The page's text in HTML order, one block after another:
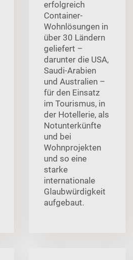
erfolgreich
Container-
Wohnlösungen in
über 30 Ländern
geliefert –
darunter die USA,
Saudi-Arabien
und Australien –
für den Einsatz
im Tourismus, in
der Hotellerie, als
Notunterkünfte
und bei
Wohnprojekten
und so eine
starke
internationale
Glaubwürdigkeit
aufgebaut.